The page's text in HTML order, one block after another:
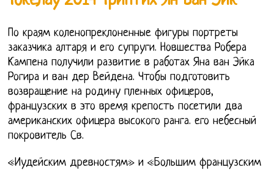
По краям коленопреклоненные фигуры портреты
заказчика алтаря и его супруги. Новшества Робера
Кампена получили развитие в работах Яна ван Эйка
Рогира и ван дер Вейдена. Чтобы подготовить
возвращение на родину пленных офицеров,
французских в это время крепость посетили два
американских офицера высокого ранга. его небесный
покровитель Св.
«Иудейским древностям» и «Большим французским